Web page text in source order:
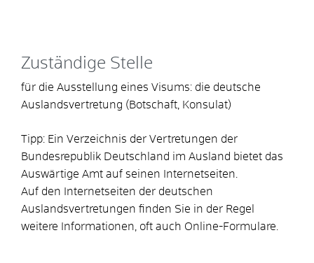
Zuständige Stelle
für die Ausstellung eines Visums: die deutsche
Auslandsvertretung (Botschaft, Konsulat)
Tipp: Ein Verzeichnis der Vertretungen der
Bundesrepublik Deutschland im Ausland bietet das
Auswärtige Amt auf seinen Internetseiten.
Auf den Internetseiten der deutschen
Auslandsvertretungen finden Sie in der Regel
weitere Informationen, oft auch Online-Formulare.